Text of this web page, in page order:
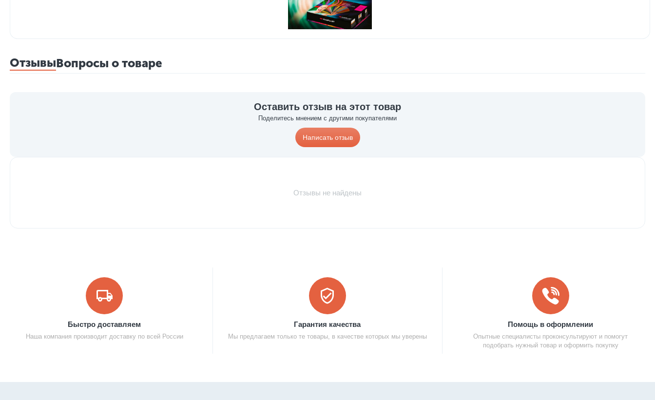
ОтзывыВопросы о товаре
Оставить отзыв на этот товар
Поделитесь мнением с другими покупателями
Написать отзыв
Отзывы не найдены
Быстро доставляем
Наша компания производит доставку по всей России
Гарантия качества
Мы предлагаем только те товары, в качестве которых мы уверены
Помощь в оформлении
Опытные специалисты проконсультируют и помогут
подобрать нужный товар и оформить покупку